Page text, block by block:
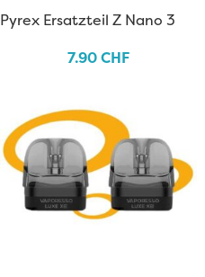
Pyrex Ersatzteil Z Nano 3
7.90CHF